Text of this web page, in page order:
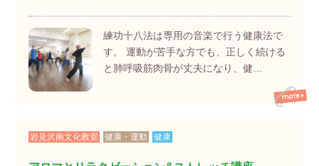
練功十八法は専用の音楽で行う健康法で
す。 運動が苦手な方でも、正しく続ける
と肺呼吸筋肉骨が丈夫になり、健…
岩見沢南文化教室 健康・運動 健康